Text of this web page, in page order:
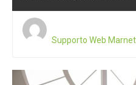
Supporto Web Marnet